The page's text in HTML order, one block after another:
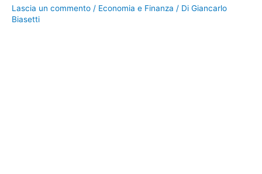
Lascia un commento / Economia e Finanza / Di Giancarlo
Biasetti